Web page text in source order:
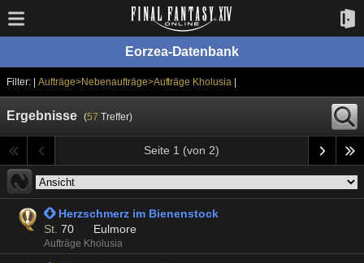
Eorzea-Datenbank
Filter: | Aufträge>Nebenaufträge>Aufträge Kholusia
Ergebnisse (57 Treffer)
Seite 1 (von 2)
 Herzschmerz im Bienenstock
St. 70 Eulmore
Aufträge Kholusia